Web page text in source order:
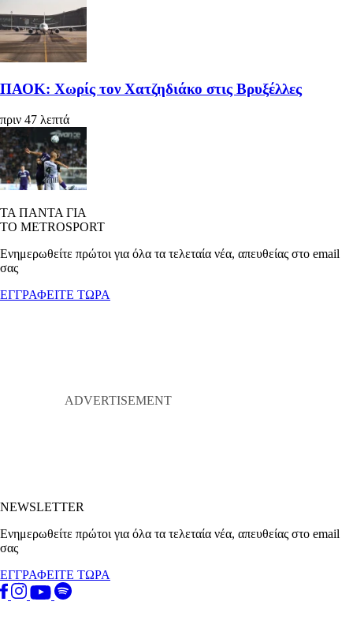
ΠΑΟΚ: Χωρίς τον Χατζηδιάκο στις Βρυξέλλες
πριν 47 λεπτά
ΤΑ ΠΑΝΤΑ ΓΙΑ
ΤΟ METROSPORT
Ενημερωθείτε πρώτοι για όλα τα τελεταία νέα, απευθείας στο email
σας
ΕΓΓΡΑΦΕΙΤΕ ΤΩΡΑ
NEWSLETTER
Ενημερωθείτε πρώτοι για όλα τα τελεταία νέα, απευθείας στο email
σας
ΕΓΓΡΑΦΕΙΤΕ ΤΩΡΑ